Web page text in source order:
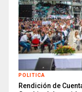
POLITICA
Rendición de